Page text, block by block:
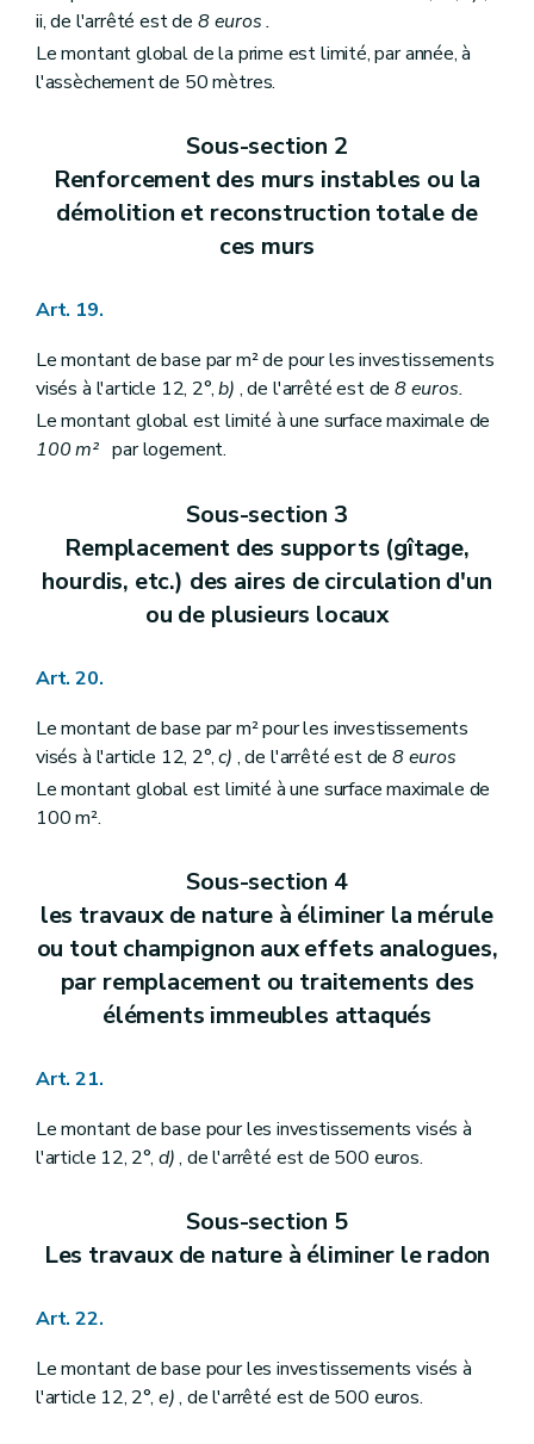
ii, de l'arrêté est de 8 euros .
Le montant global de la prime est limité, par année, à
l'assèchement de 50 mètres.
Sous-section 2
Renforcement des murs instables ou la
démolition et reconstruction totale de
ces murs
Art. 19.
Le montant de base par m² de pour les investissements
visés à l'article 12, 2°,b) , de l'arrêté est de8 euros.
Le montant global est limité à une surface maximale de
100 m² par logement.
Sous-section 3
Remplacement des supports (gîtage,
hourdis, etc.) des aires de circulation d'un
ou de plusieurs locaux
Art. 20.
Le montant de base par m² pour les investissements
visés à l'article 12, 2°,c) , de l'arrêté est de8 euros
Le montant global est limité à une surface maximale de
100 m².
Sous-section 4
les travaux de nature à éliminer la mérule
ou tout champignon aux effets analogues,
par remplacement ou traitements des
éléments immeubles attaqués
Art. 21.
Le montant de base pour les investissements visés à
l'article 12, 2°, d), de l'arrêté est de 500 euros.
Sous-section 5
Les travaux de nature à éliminer le radon
Art. 22.
Le montant de base pour les investissements visés à
l'article 12, 2°, e), de l'arrêté est de 500 euros.